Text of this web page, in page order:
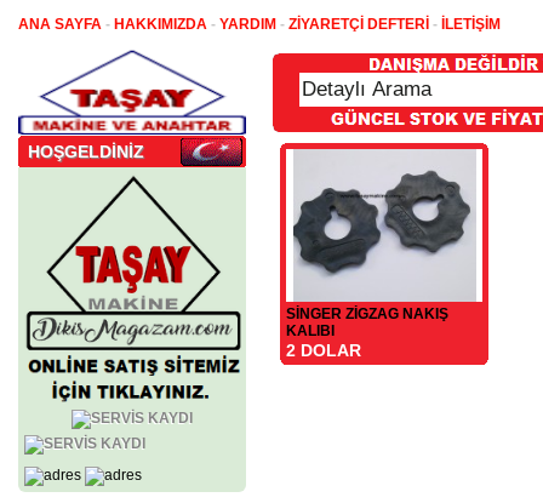
ANA SAYFA - HAKKIMIZDA - YARDIM - ZİYARETÇİ DEFTERİ - İLETİŞİM
HOŞGELDİNİZ
SİNGER ZİGZAG NAKIŞ
KALIBI
2 DOLAR